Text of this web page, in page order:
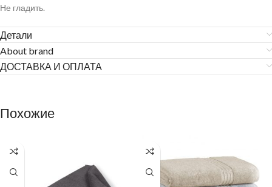
Не гладить.
Детали
About brand
ДОСТАВКА И ОПЛАТА
Похожие